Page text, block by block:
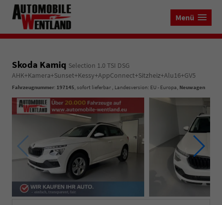
Menü
Skoda Kamiq Selection 1.0 TSI DSG
AHK+Kamera+Sunset+Kessy+AppConnect+Sitzheiz+Alu16+GV5
Fahrzeugnummer: 197145, sofort lieferbar , Landesversion: EU - Europa, Neuwagen